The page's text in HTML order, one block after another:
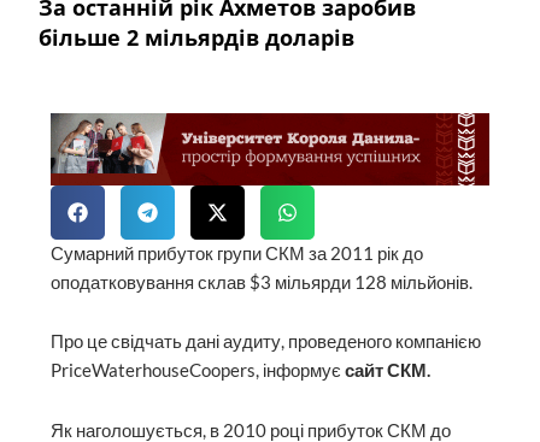
За останній рік Ахметов заробив
більше 2 мільярдів доларів
Сумарний прибуток групи СКМ за 2011 рік до
оподатковування склав $3 мільярди 128 мільйонів.
Про це свідчать дані аудиту, проведеного компанією
PriceWaterhouseCoopers, інформуєсайт СКМ.
Як наголошується, в 2010 році прибуток СКМ до